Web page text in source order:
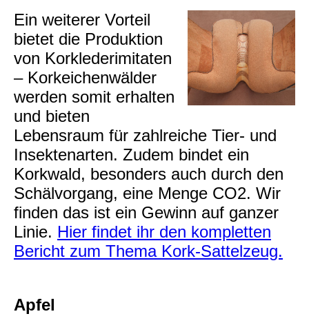
Ein weiterer Vorteil
bietet die Produktion
von Korklederimitaten
– Korkeichenwälder
werden somit erhalten
und bieten
Lebensraum für zahlreiche Tier- und
Insektenarten. Zudem bindet ein
Korkwald, besonders auch durch den
Schälvorgang, eine Menge CO2. Wir
finden das ist ein Gewinn auf ganzer
Linie. Hier findet ihr den kompletten
Bericht zum Thema Kork-Sattelzeug.
Apfel